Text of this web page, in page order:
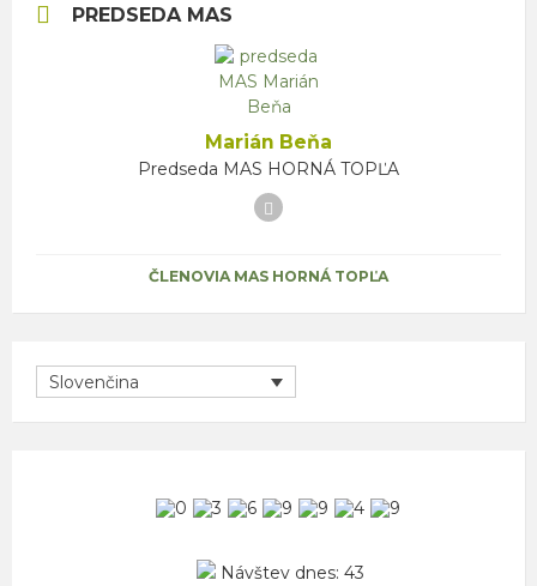
PREDSEDA MAS
Marián Beňa
Predseda MAS HORNÁ TOPĽA
Facebook
ČLENOVIA MAS HORNÁ TOPĽA
Slovenčina
Návštev dnes: 43